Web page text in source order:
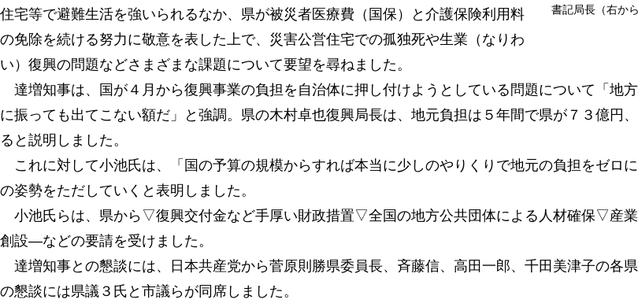
書記局長（右か
住宅等で避難生活を強いられるなか、県が被災者医療費（国保）と介護保険利用料
の免除を続ける努力に敬意を表した上で、災害公営住宅での孤独死や生業（なりわ
い）復興の問題などさまざまな課題について要望を尋ねました。
達増知事は、国が４月から復興事業の負担を自治体に押し付けようとしている問題について「地
に振っても出てこない額だ」と強調。県の木村卓也復興局長は、地元負担は５年間で県が７３億円
ると説明しました。
これに対して小池氏は、「国の予算の規模からすれば本当に少しのやりくりで地元の負担をゼロ
の姿勢をただしていくと表明しました。
小池氏らは、県から▽復興交付金など手厚い財政措置▽全国の地方公共団体による人材確保▽産
創設―などの要請を受けました。
達増知事との懇談には、日本共産党から菅原則勝県委員長、斉藤信、高田一郎、千田美津子の各
の懇談には県議３氏と市議らが同席しました。